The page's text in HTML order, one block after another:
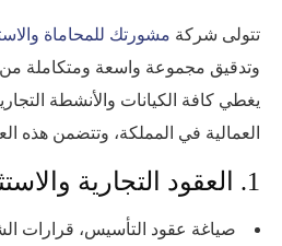
تتولى شركة مشورتك للمحاماة
وتدقيق مجموعة واسعة ومتكاملة من
يغطي كافة الكيانات والأنشطة
العمالية في المملكة، وتتضمن هذه
1. العقود التجارية والاستثمارية
صياغة عقود التأسيس، قرارات